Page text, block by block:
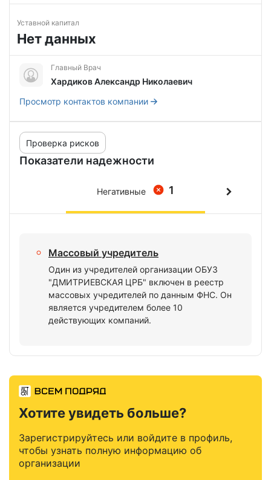
Уставной капитал
Нет данных
Главный Врач
Хардиков Александр Николаевич
Просмотр контактов компании
Показатели надежности
Проверка рисков
1
Негативные
Массовый учредитель
Один из учредителей организации ОБУЗ
"ДМИТРИЕВСКАЯ ЦРБ" включен в реестр
массовых учредителей по данным ФНС. Он
является учредителем более 10
действующих компаний.
Хотите увидеть больше?
Зарегистрируйтесь или войдите в профиль,
чтобы узнать полную информацию об
организации